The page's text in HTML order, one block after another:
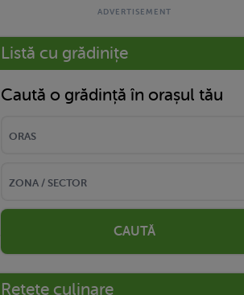
Listă cu grădinițe
Caută o grădință în orașul tău
CAUTĂ
Rețete culinare